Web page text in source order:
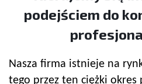
podejściem do
Nasza firma istnieje na
tego przez ten ciężki okres